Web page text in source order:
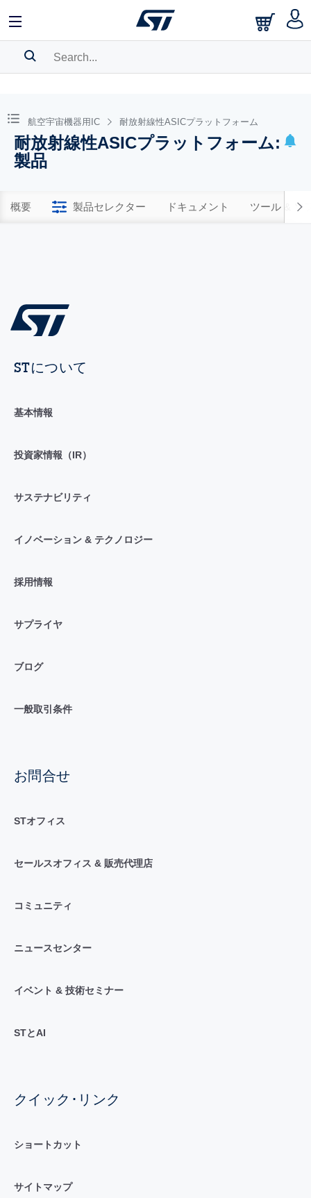
BOOKMARK
Pleaselog into show your saved searches.
航空宇宙機器用IC 耐放射線性ASICプラットフォーム
耐放射線性ASICプラットフォーム:
製品
概要 製品セレクター ドキュメント ツール & ソ
STについて
基本情報
投資家情報（IR）
サステナビリティ
イノベーション & テクノロジー
採用情報
サプライヤ
ブログ
一般取引条件
お問合せ
STオフィス
セールスオフィス & 販売代理店
コミュニティ
ニュースセンター
イベント & 技術セミナー
STとAI
クイック･リンク
ショートカット
サイトマップ